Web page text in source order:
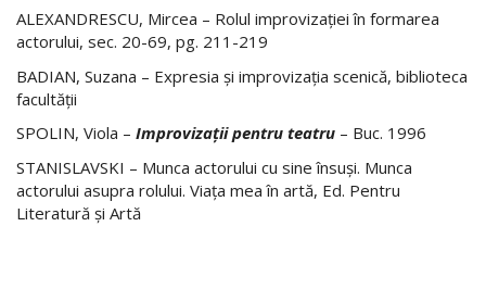
ALEXANDRESCU, Mircea – Rolul improvizaţiei în formarea
actorului, sec. 20-69, pg. 211-219
BADIAN, Suzana – Expresia şi improvizaţia scenică, biblioteca
facultăţii
SPOLIN, Viola – Improvizaţii pentru teatru – Buc. 1996
STANISLAVSKI – Munca actorului cu sine însuşi. Munca
actorului asupra rolului. Viaţa mea în artă, Ed. Pentru
Literatură şi Artă